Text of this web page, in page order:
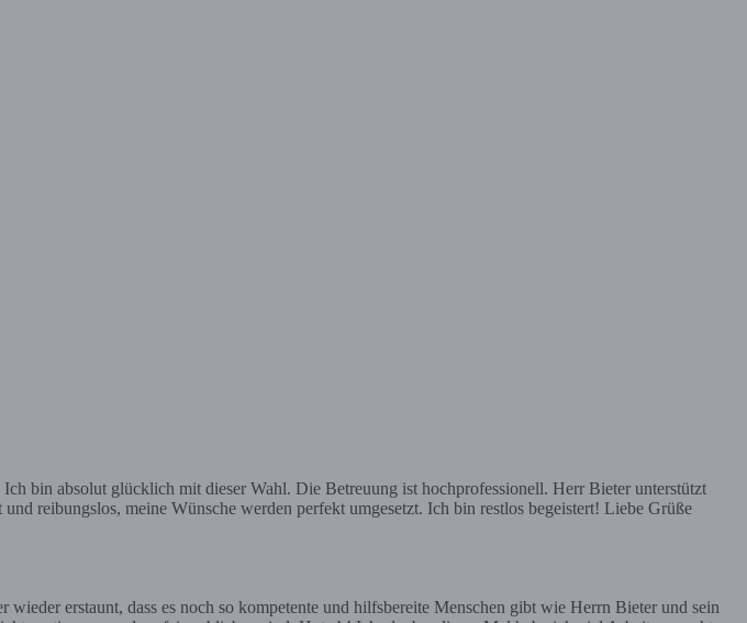
bin absolut glücklich mit dieser Wahl. Die Betreuung ist hochprofessionell. Herr Bieter unterstützt
reibungslos, meine Wünsche werden perfekt umgesetzt. Ich bin restlos begeistert! Liebe Grüße
erstaunt, dass es noch so kompetente und hilfsbereite Menschen gibt wie Herrn Bieter und sein